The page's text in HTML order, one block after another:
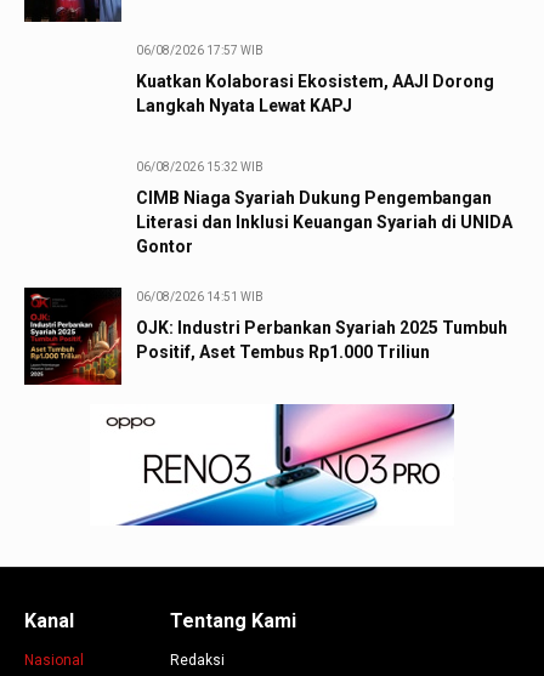
06/08/2026 17:57 WIB
Kuatkan Kolaborasi Ekosistem, AAJI Dorong
Langkah Nyata Lewat KAPJ
06/08/2026 15:32 WIB
CIMB Niaga Syariah Dukung Pengembangan
Literasi dan Inklusi Keuangan Syariah di UNIDA
Gontor
06/08/2026 14:51 WIB
OJK: Industri Perbankan Syariah 2025 Tumbuh
Positif, Aset Tembus Rp1.000 Triliun
Kanal
Nasional
Tentang Kami
Redaksi